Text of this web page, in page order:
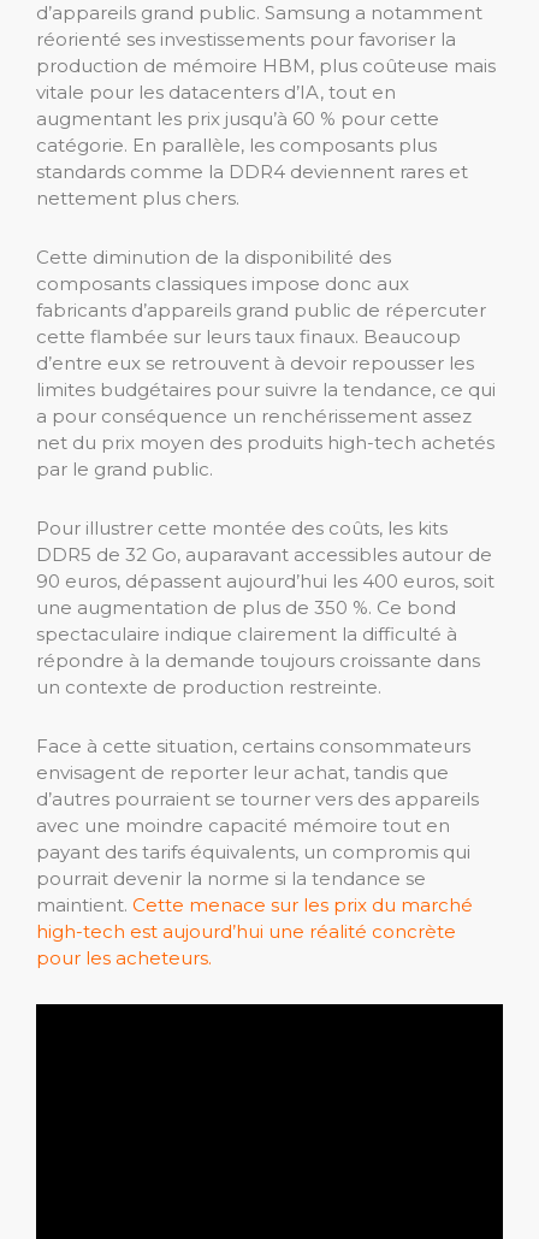
d’appareils grand public. Samsung a notamment
réorienté ses investissements pour favoriser la
production de mémoire HBM, plus coûteuse mais
vitale pour les datacenters d’IA, tout en
augmentant les prix jusqu’à 60 % pour cette
catégorie. En parallèle, les composants plus
standards comme la DDR4 deviennent rares et
nettement plus chers.
Cette diminution de la disponibilité des
composants classiques impose donc aux
fabricants d’appareils grand public de répercuter
cette flambée sur leurs taux finaux. Beaucoup
d’entre eux se retrouvent à devoir repousser les
limites budgétaires pour suivre la tendance, ce qui
a pour conséquence un renchérissement assez
net du prix moyen des produits high-tech achetés
par le grand public.
Pour illustrer cette montée des coûts, les kits
DDR5 de 32 Go, auparavant accessibles autour de
90 euros, dépassent aujourd’hui les 400 euros, soit
une augmentation de plus de 350 %. Ce bond
spectaculaire indique clairement la difficulté à
répondre à la demande toujours croissante dans
un contexte de production restreinte.
Face à cette situation, certains consommateurs
envisagent de reporter leur achat, tandis que
d’autres pourraient se tourner vers des appareils
avec une moindre capacité mémoire tout en
payant des tarifs équivalents, un compromis qui
pourrait devenir la norme si la tendance se
maintient. Cette menace sur les prix du marché
high-tech est aujourd’hui une réalité concrète
pour les acheteurs.